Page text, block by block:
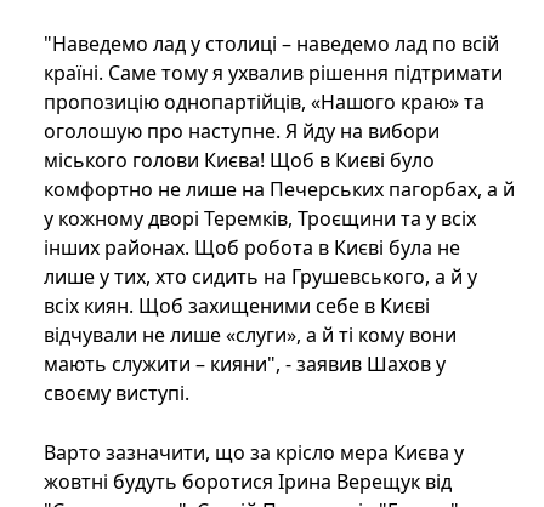
"Наведемо лад у столиці – наведемо лад по всій
країні. Саме тому я ухвалив рішення підтримати
пропозицію однопартійців, «Нашого краю» та
оголошую про наступне. Я йду на вибори
міського голови Києва! Щоб в Києві було
комфортно не лише на Печерських пагорбах, а й
у кожному дворі Теремків, Троєщини та у всіх
інших районах. Щоб робота в Києві була не
лише у тих, хто сидить на Грушевського, а й у
всіх киян. Щоб захищеними себе в Києві
відчували не лише «слуги», а й ті кому вони
мають служити – кияни", - заявив Шахов у
своєму виступі.
Варто зазначити, що за крісло мера Києва у
жовтні будуть боротися Ірина Верещук від